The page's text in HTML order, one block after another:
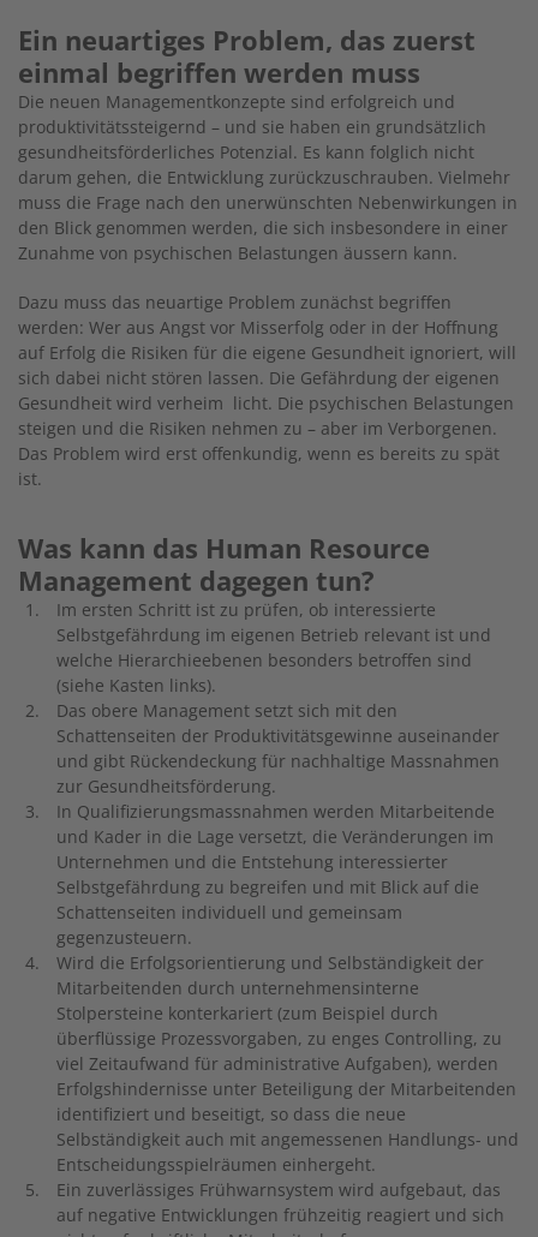
Ein neuartiges Problem, das zuerst
einmal begriffen werden muss
Die neuen Managementkonzepte sind erfolgreich und
produktivitätssteigernd – und sie haben ein grundsätzlich
gesundheitsförderliches Potenzial. Es kann folglich nicht
darum gehen, die Entwicklung zurückzuschrauben. Vielmehr
muss die Frage nach den unerwünschten Nebenwirkungen in
den Blick genommen werden, die sich insbesondere in einer
Zunahme von psychischen Belastungen äussern kann.
Dazu muss das neuartige Problem zunächst begriffen
werden: Wer aus Angst vor Misserfolg oder in der Hoffnung
auf Erfolg die Risiken für die eigene Gesundheit ignoriert, will
sich dabei nicht stören lassen. Die Gefährdung der eigenen
Gesundheit wird verheim licht. Die psychischen Belastungen
steigen und die Risiken nehmen zu – aber im Verborgenen.
Das Problem wird erst offenkundig, wenn es bereits zu spät
ist.
Was kann das Human Resource
Management dagegen tun?
Im ersten Schritt ist zu prüfen, ob interessierte
Selbstgefährdung im eigenen Betrieb relevant ist und
welche Hierarchieebenen besonders betroffen sind
(siehe Kasten links).
Das obere Management setzt sich mit den
Schattenseiten der Produktivitätsgewinne auseinander
und gibt Rückendeckung für nachhaltige Massnahmen
zur Gesundheitsförderung.
In Qualifizierungsmassnahmen werden Mitarbeitende
und Kader in die Lage versetzt, die Veränderungen im
Unternehmen und die Entstehung interessierter
Selbstgefährdung zu begreifen und mit Blick auf die
Schattenseiten individuell und gemeinsam
gegenzusteuern.
Wird die Erfolgsorientierung und Selbständigkeit der
Mitarbeitenden durch unternehmensinterne
Stolpersteine konterkariert (zum Beispiel durch
überflüssige Prozessvorgaben, zu enges Controlling, zu
viel Zeitaufwand für administrative Aufgaben), werden
Erfolgshindernisse unter Beteiligung der Mitarbeitenden
identifiziert und beseitigt, so dass die neue
Selbständigkeit auch mit angemessenen Handlungs- und
Entscheidungsspielräumen einhergeht.
Ein zuverlässiges Frühwarnsystem wird aufgebaut, das
auf negative Entwicklungen frühzeitig reagiert und sich